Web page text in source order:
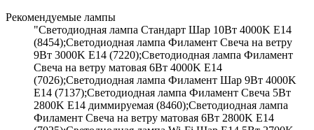
Рекомендуемые лампы
"Светодиодная лампа Стандарт Шар 10Вт 4000K E14
(8454);Светодиодная лампа Филамент Свеча на ветру
9Вт 3000K E14 (7220);Светодиодная лампа Филамент
Свеча на ветру матовая 6Вт 4000K E14
(7026);Светодиодная лампа Филамент Шар 9Вт 4000K
E14 (7137);Светодиодная лампа Филамент Свеча 5Вт
2800K E14 диммируемая (8460);Светодиодная лампа
Филамент Свеча на ветру матовая 6Вт 2800K E14